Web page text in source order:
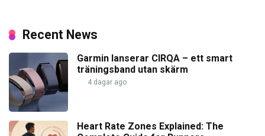
Recent News
Garmin lanserar CIRQA – ett smart
träningsband utan skärm
4 dagar ago
Heart Rate Zones Explained: The